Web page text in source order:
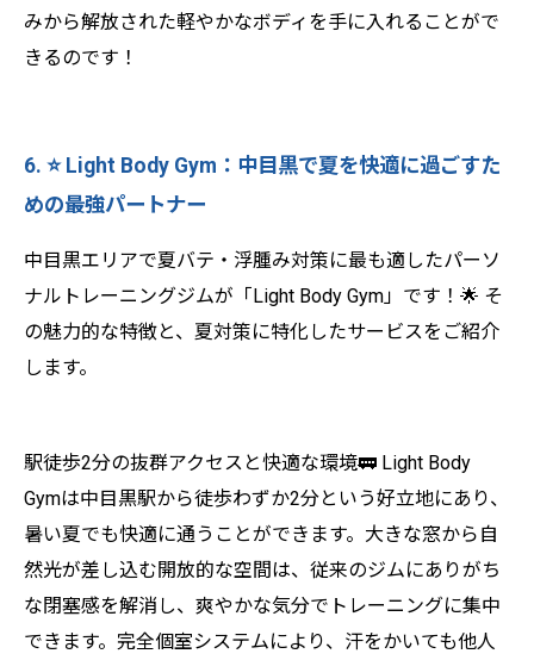
みから解放された軽やかなボディを手に入れることがで
きるのです！
6. ⭐ Light Body Gym：中目黒で夏を快適に過ごすた
めの最強パートナー
中目黒エリアで夏バテ・浮腫み対策に最も適したパーソ
ナルトレーニングジムが「Light Body Gym」です！🌟 そ
の魅力的な特徴と、夏対策に特化したサービスをご紹介
します。
駅徒歩2分の抜群アクセスと快適な環境🚃 Light Body
Gymは中目黒駅から徒歩わずか2分という好立地にあり、
暑い夏でも快適に通うことができます。大きな窓から自
然光が差し込む開放的な空間は、従来のジムにありがち
な閉塞感を解消し、爽やかな気分でトレーニングに集中
できます。完全個室システムにより、汗をかいても他人